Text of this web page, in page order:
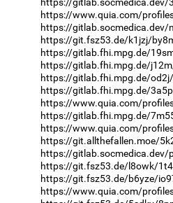
https://www.quia.com/
https://
https://git.fsz53.de/k1jzj/
https://gitlab.fhi.mpg.de/
https://gitlab.fhi.mpg.de/
https://gitlab.fhi.mpg.de/
https://gitlab.fhi.mpg.de/
https://www.quia.com/
https://gitlab.fhi.mpg.de/
https://www.quia.com/
https://git.allthefallen.moe/
https://gitlab.socmedica.dev/
https://git.fsz53.de/l8owk/
https://git.fsz53.de/b6yze/
https://www.quia.com/